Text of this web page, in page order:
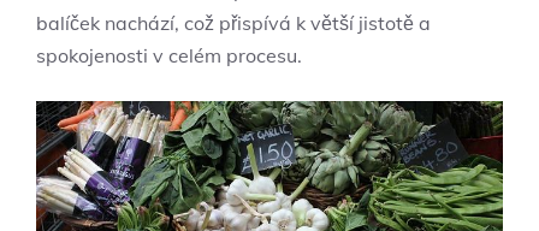
balíček nachází, což přispívá k větší jistotě a
spokojenosti v celém procesu.